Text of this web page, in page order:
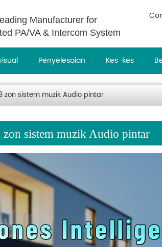
Manufacturer for
PA/VA & Intercom System
Penyelesaian Kes-kes
zon sistem muzik Audio pintar
sistem muzik Audio pintar